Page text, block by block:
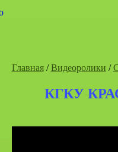
Главная/Видеоролики /
КГКУ